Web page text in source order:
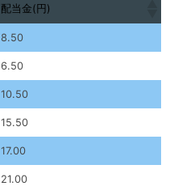
配当金(円)
配当金(円)
8.50
6.50
10.50
15.50
17.00
21.00